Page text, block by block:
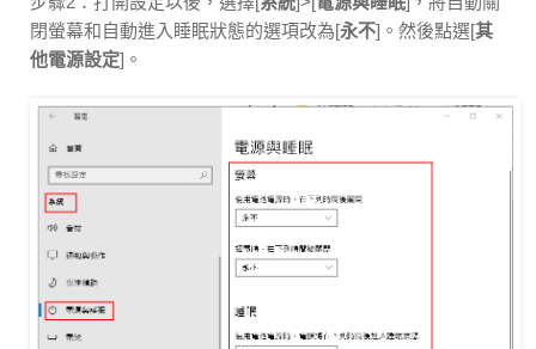
閉螢幕和自動進入睡眠狀態的選項改為[永不]。然後點選[其
他電源設定]。